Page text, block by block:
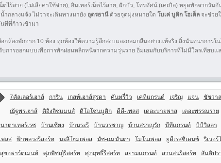
ตไร้สาย (ไม่เสียค่าใช้จ่าย), อินเทอร์เน็ตไร้สาย, ฝักบัว, โทรทัศน์ (เคเบิล) หยุดพักจากวัน
ำกลางแจ้ง ไม่ว่าจะเดินทางมายัง อุดรธานีด้วยจุดมุ่งหมายใด โบเค่ บูติก โฮเต็ล จะช่วย
ทีที่ก้าวเข้ามา
อกห้องพักจาก 10 ห้อง ทุกห้องให้ความรู้สึกสงบและกลมกลืนอย่างแท้จริง สิ่งนันทนาการใน
บการออกแบบเพื่อการพักผ่อนหลีกหนีจากความวุ่นวาย อิ่มเอมกับบริการที่ไม่มีใครเทียบแ
7คัลเลอร์เฮาส์ การิน เกสท์เฮาส์สุรดา คันทรี่วิว เคทีแกรนด์ เจริญ แจน ชัชวา
ณัฐพรเฮาส์ ดิอิงลิชแมนส์ ดิโอโซนบูติก ดีดี-เพลส เดอะบายพาส เดอะพรรณราย
นาตาเทอร์เรซ บ้านเชียง บ้านระรี บ้านวรชาญ บ้านสราญรัก บีทีแกรนด์ บีบีวิลล่า
พลส ฟ้าหลวงรีสอร์ท มะลิโฮมเพลส มัช-เฌ มันตา โมโนเพลส ยูดีเรสซิเดนซ์ ริเวอ
ขอพาร์ตเมนท์ ศุภพิชญ์รีสอร์ท ศุภฤทธิ์รีสอร์ท สยามแกรนด์ สวนสนรีสอร์ท สันติปร